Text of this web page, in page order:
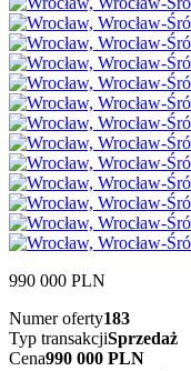
990 000 PLN
Numer oferty183
Typ transakcjiSprzedaż
Cena990 000 PLN